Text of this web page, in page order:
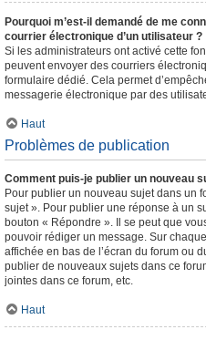
Pourquoi m’est-il demandé de me
courrier électronique d’un utilisateur ?
Si les administrateurs ont activé cette
peuvent envoyer des courriers
formulaire dédié. Cela permet
messagerie électronique par des
Haut
Problèmes de publication
Comment puis-je publier un nouveau
Pour publier un nouveau sujet dans un
sujet ». Pour publier une réponse à un
bouton « Répondre ». Il se peut que
pouvoir rédiger un message. Sur
affichée en bas de l’écran du forum ou
publier de nouveaux sujets dans ce
jointes dans ce forum, etc.
Haut